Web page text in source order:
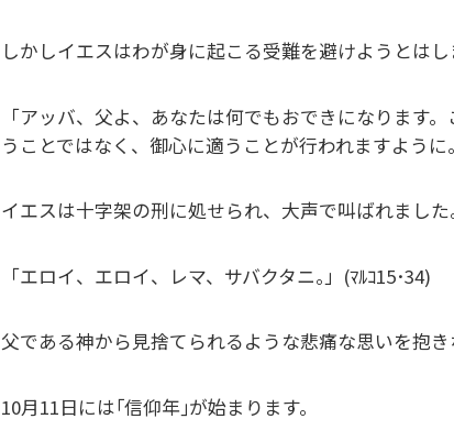
しかしイエスはわが身に起こる受難を避けようとは
「アッバ、父よ、あなたは何でもおできになります
うことではなく、御心に適うことが行われますように
イエスは十字架の刑に処せられ、大声で叫ばれました
「エロイ、エロイ、レマ、サバクタニ｡」(ﾏﾙｺ15･34)
父である神から見捨てられるような悲痛な思いを抱
10月11日には｢信仰年｣が始まります。